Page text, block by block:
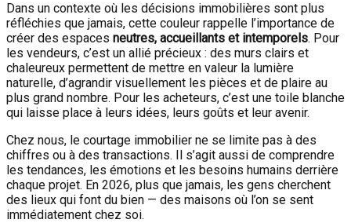
Dans un contexte où les décisions immobilières sont plus
réfléchies que jamais, cette couleur rappelle l’importance de
créer des espaces neutres, accueillants et intemporels. Pour
les vendeurs, c’est un allié précieux : des murs clairs et
chaleureux permettent de mettre en valeur la lumière
naturelle, d’agrandir visuellement les pièces et de plaire au
plus grand nombre. Pour les acheteurs, c’est une toile blanche
qui laisse place à leurs idées, leurs goûts et leur avenir.
Chez nous, le courtage immobilier ne se limite pas à des
chiffres ou à des transactions. Il s’agit aussi de comprendre
les tendances, les émotions et les besoins humains derrière
chaque projet. En 2026, plus que jamais, les gens cherchent
des lieux qui font du bien — des maisons où l’on se sent
immédiatement chez soi.